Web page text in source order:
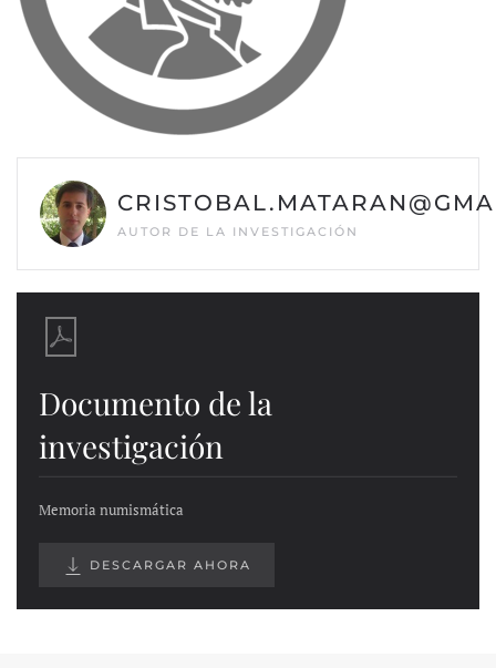
AUTOR DE LA INVESTIGACIÓN
Documento de la
investigación
Memoria numismática
DESCARGAR AHORA